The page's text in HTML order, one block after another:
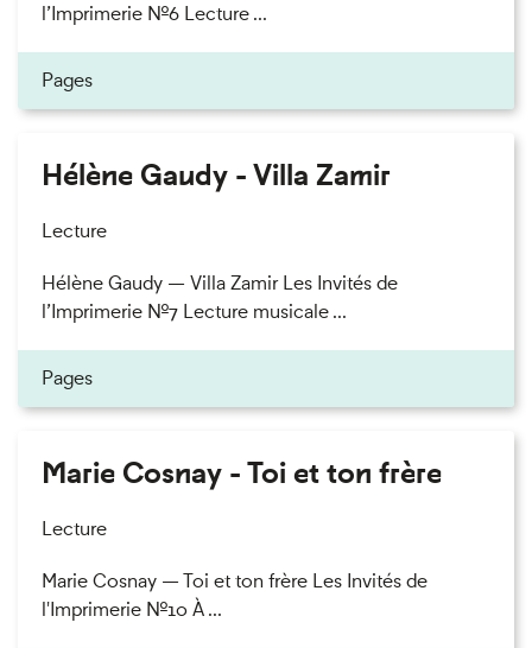
l’Imprimerie n°6 Lecture ...
Pages
Hélène Gaudy - Villa Zamir
Lecture
Hélène Gaudy — Villa Zamir Les Invités de
l’Imprimerie n°7 Lecture musicale ...
Pages
Marie Cosnay - Toi et ton frère
Lecture
Marie Cosnay — Toi et ton frère Les Invités de
l'Imprimerie n°10 À ...